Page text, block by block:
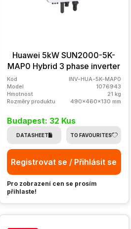
Huawei 5kW SUN2000-5K-
MAP0 Hybrid 3 phase inverter
Kód
INV-HUA-5K-MAP0
Model
1076943
Hmotnost
21 kg
Rozměry produktu
490x460x130 mm
Budapest: 32 Kus
DATASHEET TO FAVOURITES
Registrovat se / Přihlásit se
Pro zobrazení cen se prosím
přihlaste!